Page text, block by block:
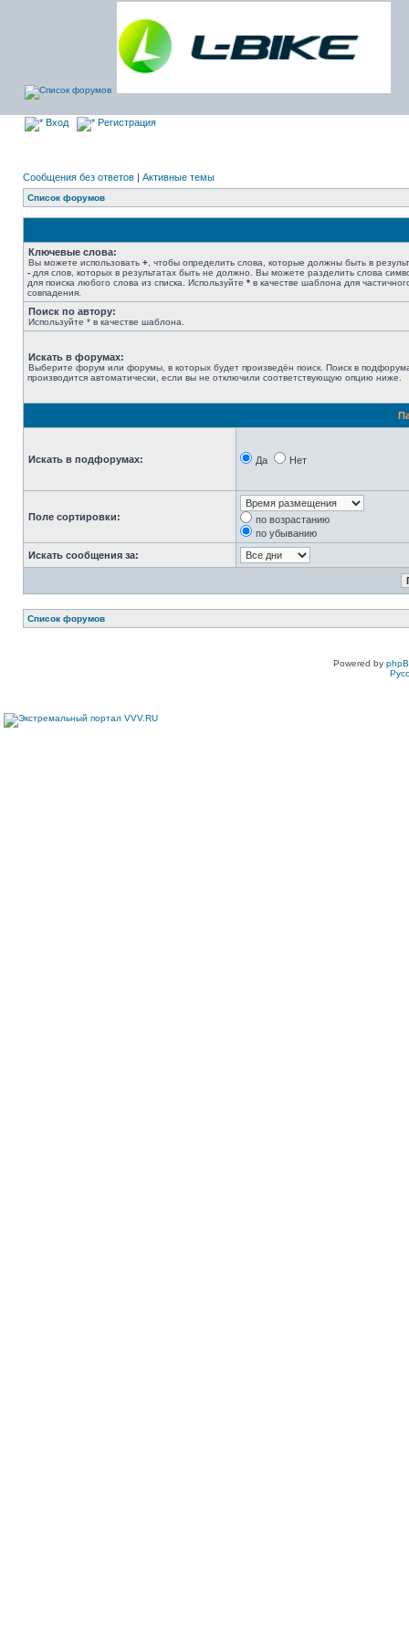
Вход Регистрация
Сообщения без ответов | Активные темы
Список форумов
Ключевые слова:
Вы можете использовать + , чтобы определить слова, которые должны быть в
- для слов, которых в результатах быть не должно. Вы можете разделить слова
для поиска любого слова из списка. Используйте * в качестве шаблона для
совпадения.
Поиск по автору:
Используйте * в качестве шаблона.
Искать в форумах:
Выберите форум или форумы, в которых будет произведён поиск. Поиск в
производится автоматически, если вы не отключили соответствующую опцию ниже.
Искать в подфорумах: Да Нет
Поле сортировки:
по возрастанию
по убыванию
Искать сообщения за:
Список форумов
Powered by